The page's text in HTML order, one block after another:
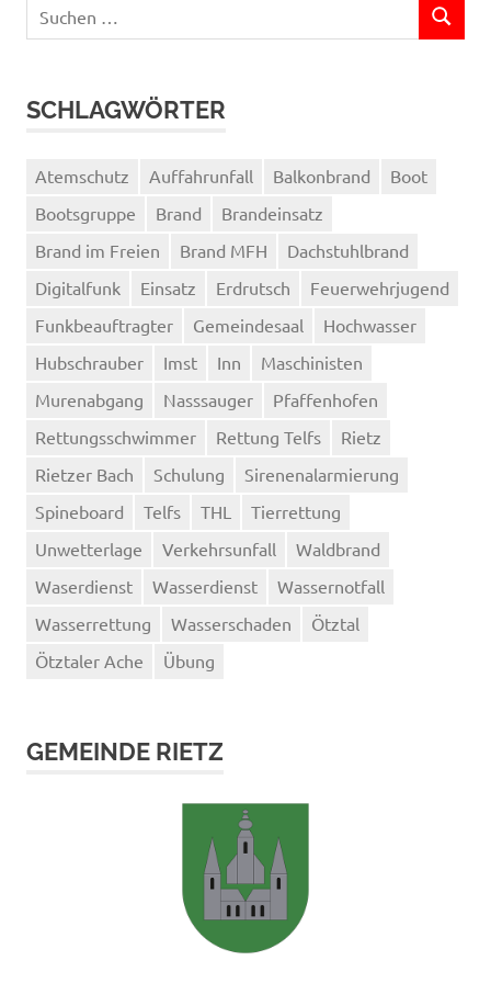
nach:
SUCHEN
SCHLAGWÖRTER
Atemschutz Auffahrunfall Balkonbrand
Boot
Bootsgruppe
Brand
Brandeinsatz
Brand im Freien
Brand MFH
Dachstuhlbrand
Digitalfunk
Einsatz Erdrutsch
Feuerwehrjugend
Funkbeauftragter
Gemeindesaal
Hochwasser
Hubschrauber
Imst Inn
Maschinisten
Murenabgang
Nasssauger
Pfaffenhofen
Rettungsschwimmer
Rettung Telfs
Rietz
Rietzer Bach
Schulung
Sirenenalarmierung
Spineboard
Telfs THL
Tierrettung
Unwetterlage
Verkehrsunfall
Waldbrand
Waserdienst
Wasserdienst
Wassernotfall
Wasserrettung
Wasserschaden
Ötztal
Ötztaler Ache
Übung
GEMEINDE RIETZ